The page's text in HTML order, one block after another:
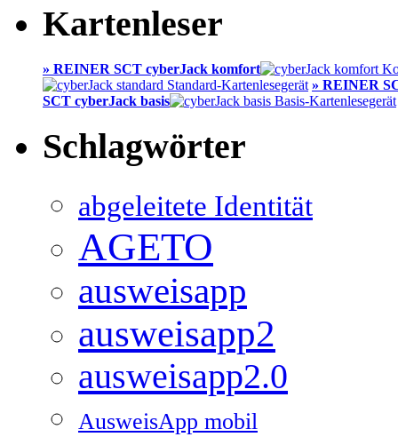
Kartenleser
» REINER SCT cyberJack komfort
» REINER
SCT cyberJack basis
Schlagwörter
abgeleitete Identität
AGETO
ausweisapp
ausweisapp2
ausweisapp2.0
AusweisApp mobil